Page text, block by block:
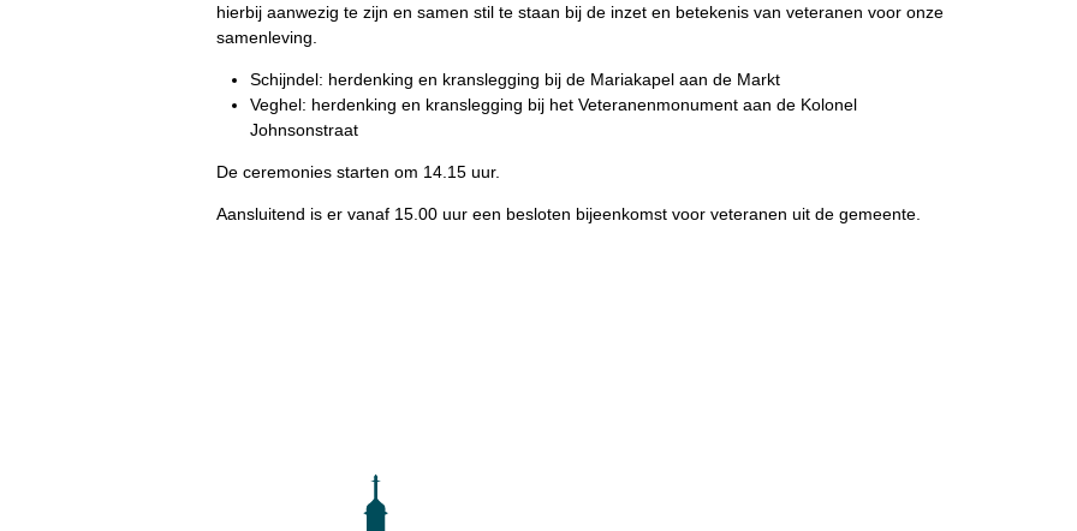
hierbij aanwezig te zijn en samen stil te staan bij de inzet en betekenis van veteranen voor onze
samenleving.
Schijndel: herdenking en kranslegging bij de Mariakapel aan de Markt
Veghel: herdenking en kranslegging bij het Veteranenmonument aan de Kolonel
Johnsonstraat
De ceremonies starten om 14.15 uur.
Aansluitend is er vanaf 15.00 uur een besloten bijeenkomst voor veteranen uit de gemeente.